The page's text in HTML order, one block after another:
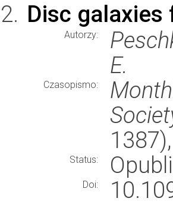
Disc
Autorzy:
E.
Czasopismo:
Status:
Doi: